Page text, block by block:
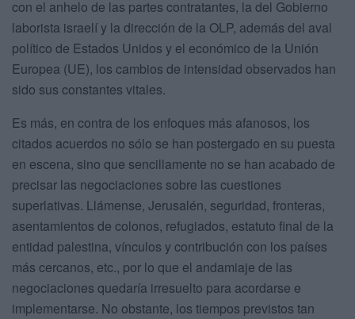
con el anhelo de las partes contratantes, la del Gobierno
laborista israelí y la dirección de la OLP, además del aval
político de Estados Unidos y el económico de la Unión
Europea (UE), los cambios de intensidad observados han
sido sus constantes vitales.
Es más, en contra de los enfoques más afanosos, los
citados acuerdos no sólo se han postergado en su puesta
en escena, sino que sencillamente no se han acabado de
precisar las negociaciones sobre las cuestiones
superlativas. Llámense, Jerusalén, seguridad, fronteras,
asentamientos de colonos, refugiados, estatuto final de la
entidad palestina, vínculos y contribución con los países
más cercanos, etc., por lo que el andamiaje de las
negociaciones quedaría irresuelto para acordarse e
implementarse. No obstante, los tiempos previstos tan